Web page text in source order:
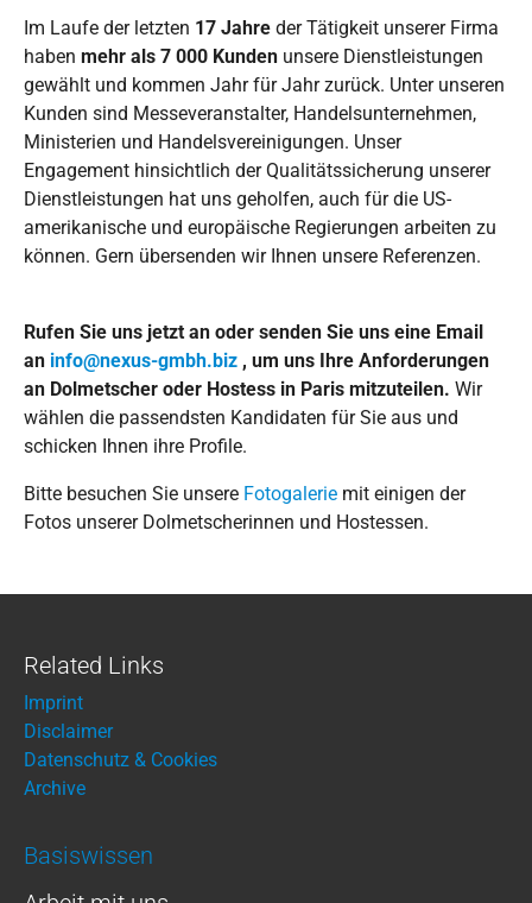
Im Laufe der letzten 17 Jahre der Tätigkeit unserer Firma
haben mehr als 7 000 Kunden unsere Dienstleistungen
gewählt und kommen Jahr für Jahr zurück. Unter unseren
Kunden sind Messeveranstalter, Handelsunternehmen,
Ministerien und Handelsvereinigungen. Unser
Engagement hinsichtlich der Qualitätssicherung unserer
Dienstleistungen hat uns geholfen, auch für die US-
amerikanische und europäische Regierungen arbeiten zu
können. Gern übersenden wir Ihnen unsere Referenzen.
Rufen Sie uns jetzt an oder senden Sie uns eine Email
an info@nexus-gmbh.biz , um uns Ihre Anforderungen
an Dolmetscher oder Hostess in Paris mitzuteilen. Wir
wählen die passendsten Kandidaten für Sie aus und
schicken Ihnen ihre Profile.
Bitte besuchen Sie unsere Fotogalerie mit einigen der
Fotos unserer Dolmetscherinnen und Hostessen.
Related Links
Imprint
Disclaimer
Datenschutz & Cookies
Archive
Basiswissen